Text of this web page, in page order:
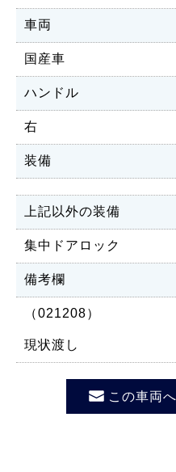
車両
国産車
ハンドル
右
装備
上記以外の装備
集中ドアロック
備考欄
（021208）
現状渡し
この車両